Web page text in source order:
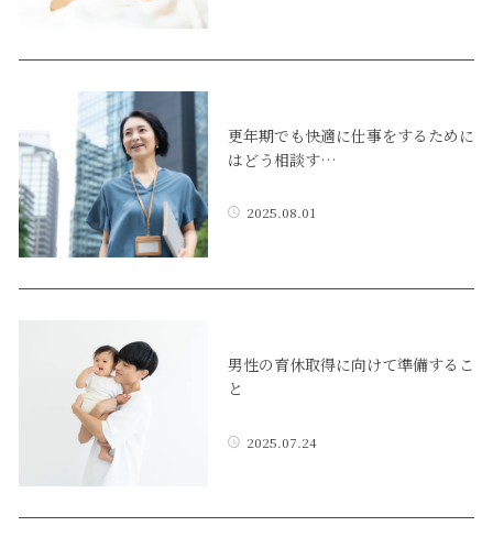
更年期でも快適に仕事をするために
はどう相談す…
2025.08.01
男性の育休取得に向けて準備するこ
と
2025.07.24